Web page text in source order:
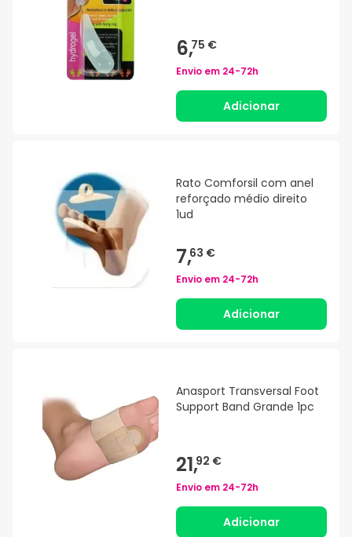
6,75 €
Envio em 24-72h
Adicionar
Rato Comforsil com anel
reforçado médio direito
1ud
7,63 €
Envio em 24-72h
Adicionar
Anasport Transversal Foot
Support Band Grande 1pc
21,92 €
Envio em 24-72h
Adicionar